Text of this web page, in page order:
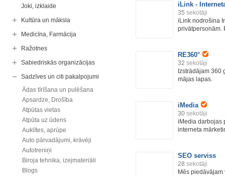
Joki, izklaide
Kultūra un māksla
Medicīna, Farmācija
Ražotnes
Sabiedriskās organizācijas
Sadzīves un citi pakalpojumi
Ādas tīrīšana un pulēšana
Apsardze, Drošība
Atpūtas vietas
Atpūta uz ūdens
Auklītes, aprūpe
Auto pārvadājumi, krāvēji
Autotreniņi
Biroja tehnika, izejmateriāli
Blogs
iLink -
35 sekotāji
iLink nodrošina
privātpersonām.
RE360°
32 sekotāji
Izstrādājam 360
mājas lapas.
iMedia
30 sekotāji
iMedia darbojas
interneta
SEO serviss
28 sekotāji
Mēs